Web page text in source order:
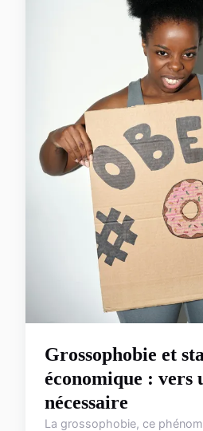
Grossophobie et
économique : vers
nécessaire
La grossophobie, ce